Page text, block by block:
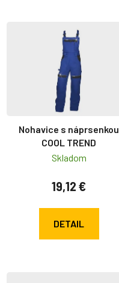
Nohavice s náprsenkou
COOL TREND
Skladom
19,12 €
DETAIL